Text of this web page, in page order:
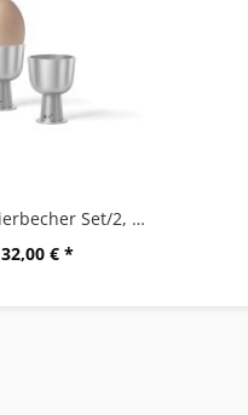
"BEVO" Eierbecher Set/2, matt gebürstet
32,00 € *